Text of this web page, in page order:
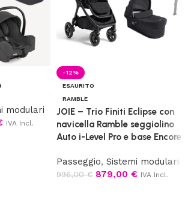
modulari
IVA Incl.
-12%
ESAURITO
RAMBLE
JOIE – Trio Finiti Eclipse con
navicella Ramble seggiolino
Auto i-Level Pro e base Encore
Passeggio, Sistemi modulari
996,00€ 879,00 € IVA Incl.